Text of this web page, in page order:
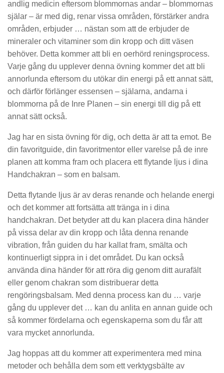
andlig medicin eftersom blommornas andar – blommornas
själar – är med dig, renar vissa områden, förstärker andra
områden, erbjuder … nästan som att de erbjuder de
mineraler och vitaminer som din kropp och ditt väsen
behöver. Detta kommer att bli en oerhörd reningsprocess.
Varje gång du upplever denna övning kommer det att bli
annorlunda eftersom du utökar din energi på ett annat sätt,
och därför förlänger essensen – själarna, andarna i
blommorna på de Inre Planen – sin energi till dig på ett
annat sätt också.
Jag har en sista övning för dig, och detta är att ta emot. Be
din favoritguide, din favoritmentor eller varelse på de inre
planen att komma fram och placera ett flytande ljus i dina
Handchakran – som en balsam.
Detta flytande ljus är av deras renande och helande energi
och det kommer att fortsätta att tränga in i dina
handchakran. Det betyder att du kan placera dina händer
på vissa delar av din kropp och låta denna renande
vibration, från guiden du har kallat fram, smälta och
kontinuerligt sippra in i det området. Du kan också
använda dina händer för att röra dig genom ditt aurafält
eller genom chakran som distribuerar detta
rengöringsbalsam. Med denna process kan du … varje
gång du upplever det … kan du anlita en annan guide och
så kommer fördelarna och egenskaperna som du får att
vara mycket annorlunda.
Jag hoppas att du kommer att experimentera med mina
metoder och behålla dem som ett verktygsbälte av